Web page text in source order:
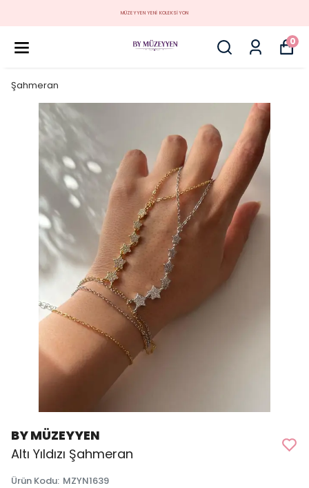
MÜZEYYEN YENİ KOLEKSİYON
0
Şahmeran
BY MÜZEYYEN
Altı Yıldızı Şahmeran
Ürün Kodu: MZYN1639